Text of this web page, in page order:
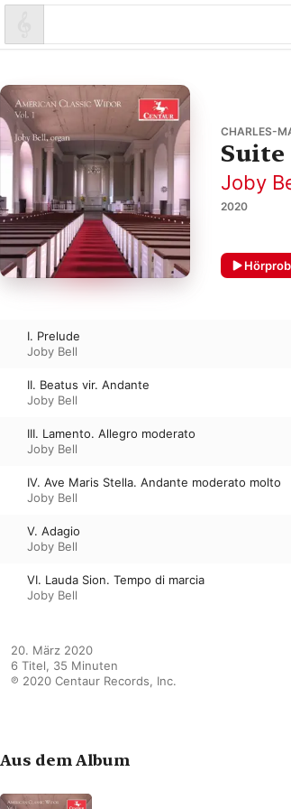
CHARLES-
Suite
Joby
2020
I. Prelude
Joby Bell
II. Beatus vir. Andante
Joby Bell
III. Lamento. Allegro moderato
Joby Bell
IV. Ave Maris Stella. Andante moderato molto
Joby Bell
V. Adagio
Joby Bell
VI. Lauda Sion. Tempo di marcia
Joby Bell
20. März 2020
6 Titel, 35 Minuten
℗ 2020 Centaur Records, Inc.
Aus dem Album